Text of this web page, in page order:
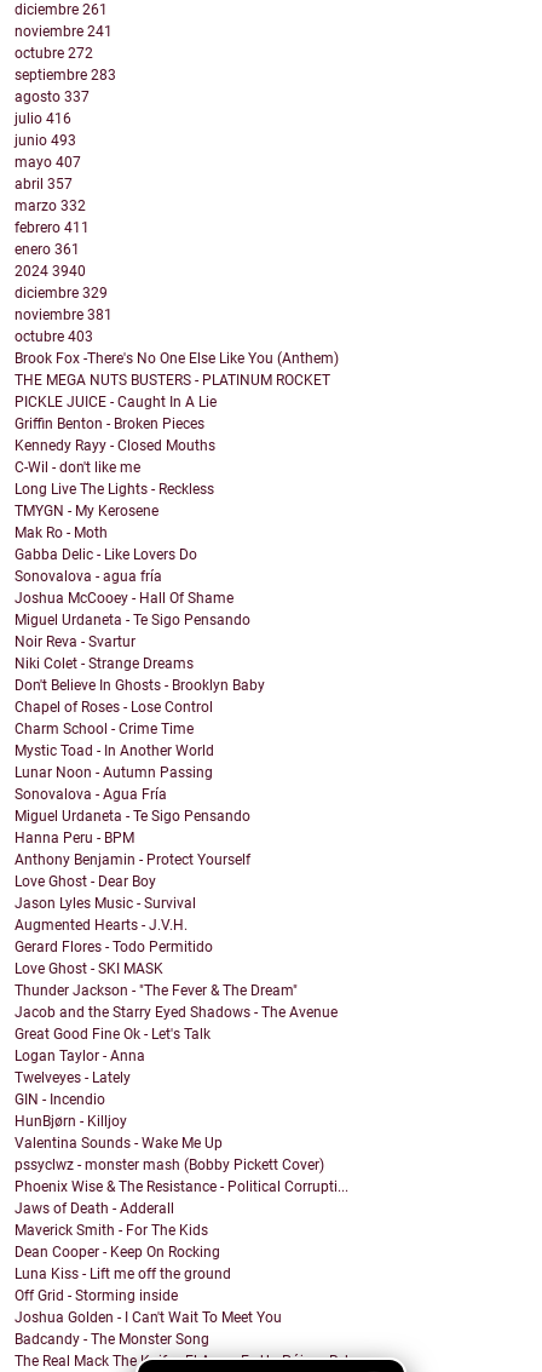
diciembre 261
noviembre 241
octubre 272
septiembre 283
agosto 337
julio 416
junio 493
mayo 407
abril 357
marzo 332
febrero 411
enero 361
2024 3940
diciembre 329
noviembre 381
octubre 403
Brook Fox -There's No One Else Like You (Anthem)
THE MEGA NUTS BUSTERS - PLATINUM ROCKET
PICKLE JUICE - Caught In A Lie
Griffin Benton - Broken Pieces
Kennedy Rayy - Closed Mouths
C-Wil - don't like me
Long Live The Lights - Reckless
TMYGN - My Kerosene
Mak Ro - Moth
Gabba Delic - Like Lovers Do
Sonovalova - agua fría
Joshua McCooey - Hall Of Shame
Miguel Urdaneta - Te Sigo Pensando
Noir Reva - Svartur
Niki Colet - Strange Dreams
Don't Believe In Ghosts - Brooklyn Baby
Chapel of Roses - Lose Control
Charm School - Crime Time
Mystic Toad - In Another World
Lunar Noon - Autumn Passing
Sonovalova - Agua Fría
Miguel Urdaneta - Te Sigo Pensando
Hanna Peru - BPM
Anthony Benjamin - Protect Yourself
Love Ghost - Dear Boy
Jason Lyles Music - Survival
Augmented Hearts - J.V.H.
Gerard Flores - Todo Permitido
Love Ghost - SKI MASK
Thunder Jackson - "The Fever & The Dream"
Jacob and the Starry Eyed Shadows - The Avenue
Great Good Fine Ok - Let's Talk
Logan Taylor - Anna
Twelveyes - Lately
GIN - Incendio
HunBjørn - Killjoy
Valentina Sounds - Wake Me Up
pssyclwz - monster mash (Bobby Pickett Cover)
Phoenix Wise & The Resistance - Political Corrupti...
Jaws of Death - Adderall
Maverick Smith - For The Kids
Dean Cooper - Keep On Rocking
Luna Kiss - Lift me off the ground
Off Grid - Storming inside
Joshua Golden - I Can't Wait To Meet You
Badcandy - The Monster Song
The Real Mack The Knife - El Amor Es Un Pájaro Reb...